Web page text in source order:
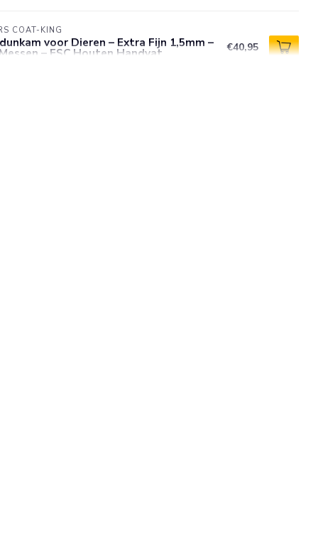
COAT-KING
voor Dieren – Extra Fijn 1,5mm –
– FSC Houten Handvat €40,95